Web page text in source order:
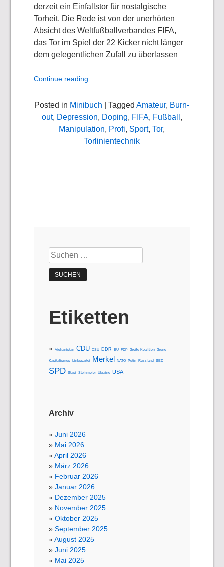
derzeit ein Einfallstor für nostalgische
Torheit. Die Rede ist von der unerhörten
Absicht des Weltfußballverbandes FIFA,
das Tor im Spiel der 22 Kicker nicht länger
dem gelegentlichen Zufall zu überlassen
Continue reading
Posted in Minibuch | Tagged Amateur, Burn-
out, Depression, Doping, FIFA, Fußball ,
Manipulation, Profi, Sport, Tor,
Torlinientechnik
Suchen
nach:
Etiketten
Afghanistan CDU CSU DDR EU FDP Große Koalition Grüne
Kapitalismus Linkspartei Merkel NATO Putin Russland SED
SPD Stasi Steinmeier Ukraine USA
Archiv
Juni 2026
Mai 2026
April 2026
März 2026
Februar 2026
Januar 2026
Dezember 2025
November 2025
Oktober 2025
September 2025
August 2025
Juni 2025
Mai 2025